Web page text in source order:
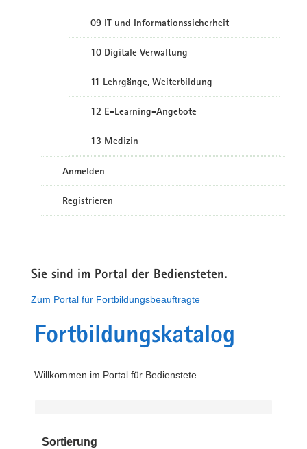
09 IT und Informationssicherheit
10 Digitale Verwaltung
11 Lehrgänge, Weiterbildung
12 E-Learning-Angebote
13 Medizin
Anmelden
Registrieren
Sie sind im Portal der Bediensteten.
Zum Portal für Fortbildungsbeauftragte
Fortbildungskatalog
Willkommen im Portal für Bedienstete.
Sortierung